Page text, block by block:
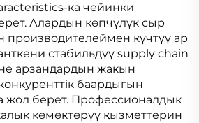
ка чейинки
Алардын көпчүлүк сыр
производителеймен күчтүү ар
стабильдүү supply chain
арзандардын жакын
баардыгын
жол берет. Профессионалдык
көмөктөрүү қызметтерин